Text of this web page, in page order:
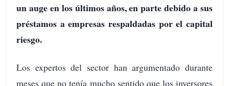
un auge en los últimos años, en parte debido a sus
préstamos a empresas respaldadas por el capital
riesgo.
Los expertos del sector han argumentado durante
meses que no tenía mucho sentido que los inversores